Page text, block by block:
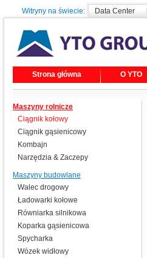
Witryny na świecie: Data Center
Strona główna O YTO
Maszyny rolnicze
Ciągnik kołowy
Ciągnik gąsienicowy
Kombajn
Narzędzia & Zaczepy
Maszyny budowlane
Walec drogowy
Ładowarki kołowe
Równiarka silnikowa
Koparka gąsienicowa
Spycharka
Wózek widłowy